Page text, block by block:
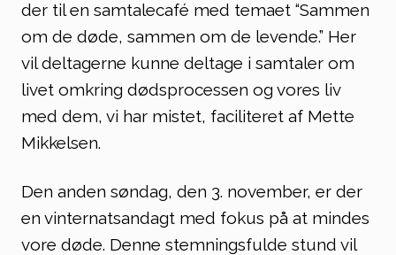
der til en samtalecafé med temaet “Sammen
om de døde, sammen om de levende.” Her
vil deltagerne kunne deltage i samtaler om
livet omkring dødsprocessen og vores liv
med dem, vi har mistet, faciliteret af Mette
Mikkelsen.
Den anden søndag, den 3. november, er der
en vinternatsandagt med fokus på at mindes
vore døde. Denne stemningsfulde stund vil